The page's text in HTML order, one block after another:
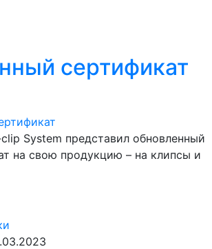
сертификат
System представил обновленный
на свою продукцию – на клипсы и